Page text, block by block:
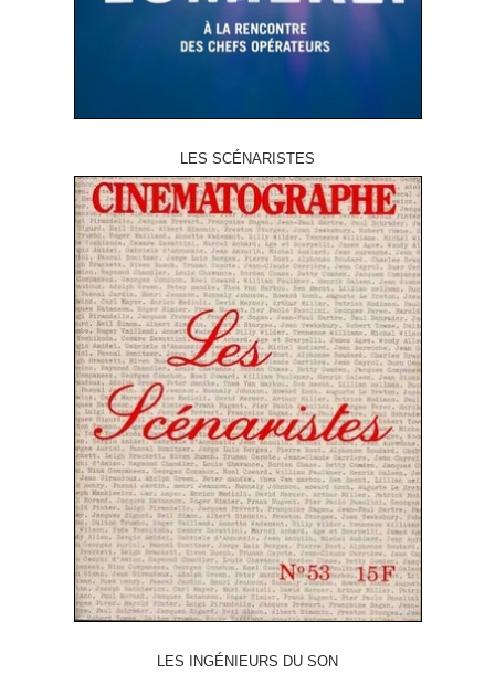
LES SCÉNARISTES
LES INGÉNIEURS DU SON